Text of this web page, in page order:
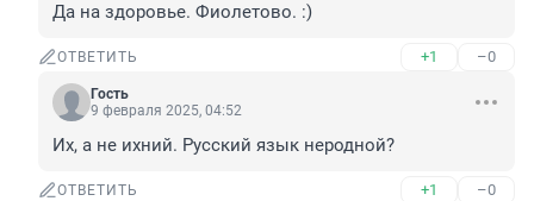
Да на здоровье. Фиолетово. :)
ОТВЕТИТЬ +1 –0
Гость
9 февраля 2025, 04:52
Их, а не ихний. Русский язык неродной?
ОТВЕТИТЬ +1 –0